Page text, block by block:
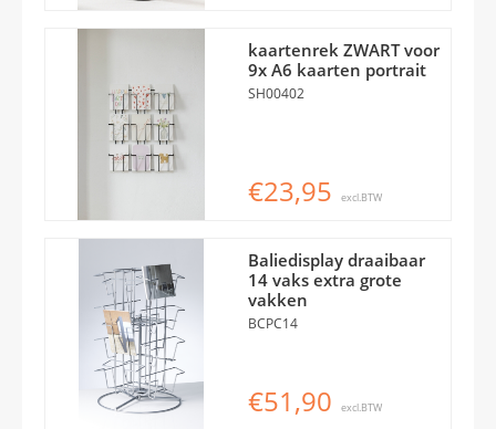
kaartenrek ZWART voor
9x A6 kaarten portrait
SH00402
€23,95 excl.BTW
Baliedisplay draaibaar
14 vaks extra grote
vakken
BCPC14
€51,90 excl.BTW